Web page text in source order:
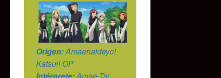
Origen:Amaenaideyo!
Katsu!! OP